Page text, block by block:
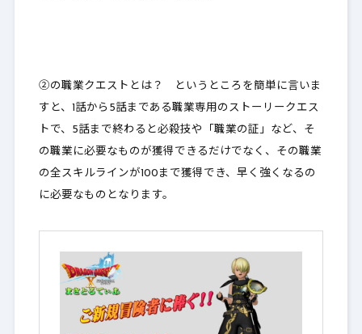
②の職業クエストとは？ というところを簡単に言いま
すと、1話から5話まである職業専用のストーリークエス
トで、5話まで終わると必殺技や「職業の証」など、そ
の職業に必要なものが獲得できるだけでなく、 その職業
の全スキルラインが100まで獲得 でき、早く強くなるの
に必要なものとなります。